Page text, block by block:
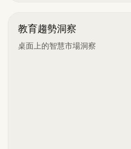
教育趨勢洞察
桌面上的智慧市場洞察